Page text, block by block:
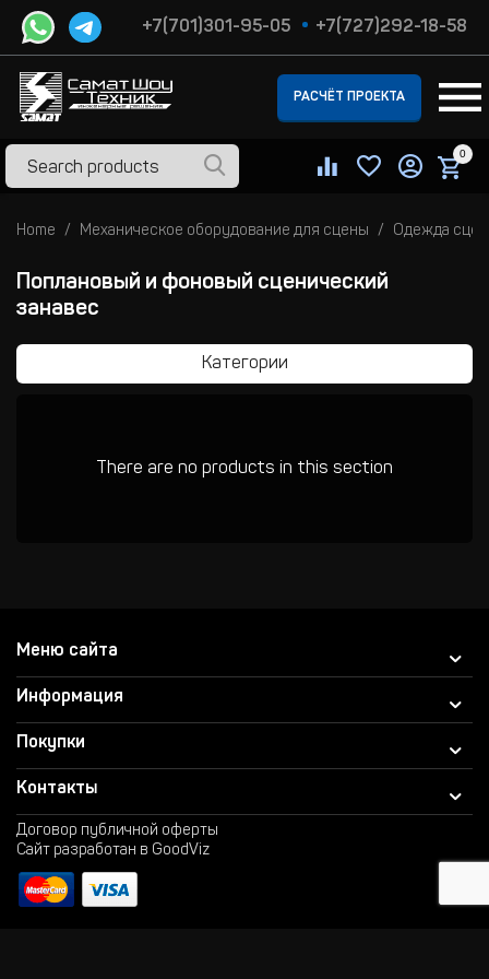
+7(701)301-95-05 +7(727)292-18-58
РАСЧЁТ ПРОЕКТА
0
Home Механическое оборудование для сцены Одежда
Поплановый и фоновый сценический
занавес
Категории
There are no products in this section
Меню сайта
Информация
Покупки
Контакты
Договор публичной оферты
Сайт разработан в GoodViz